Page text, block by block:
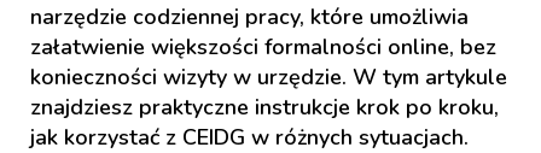
narzędzie codziennej pracy, które umożliwia
załatwienie większości formalności online, bez
konieczności wizyty w urzędzie. W tym artykule
znajdziesz praktyczne instrukcje krok po kroku,
jak korzystać z CEIDG w różnych sytuacjach.